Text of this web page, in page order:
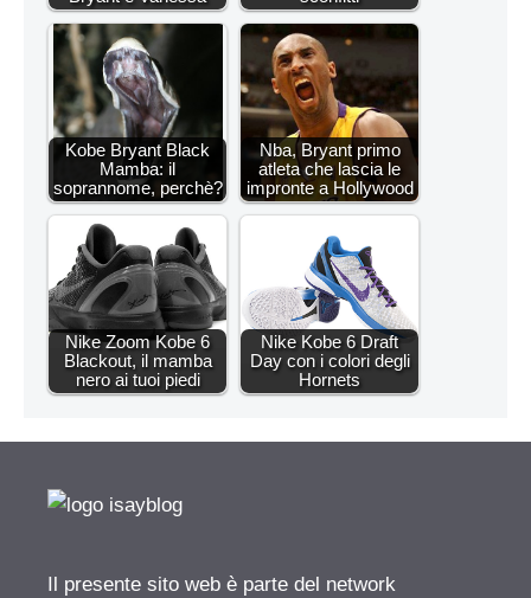
Kobe Bryant Black
Mamba: il
soprannome, perchè?
Nba, Bryant primo
atleta che lascia le
impronte a Hollywood
Nike Zoom Kobe 6
Blackout, il mamba
nero ai tuoi piedi
Nike Kobe 6 Draft
Day con i colori degli
Hornets
Il presente sito web è parte del network